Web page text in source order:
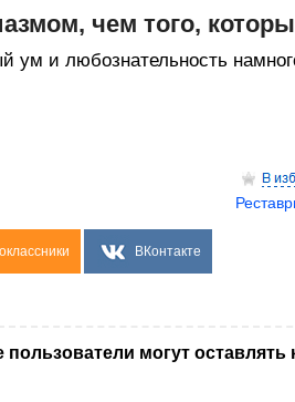
чем того,
ум и любознательность
ВКонтакте
могут оставлять